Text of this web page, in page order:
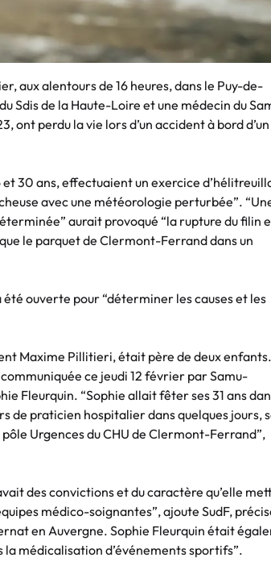
aux alentours de 16 heures, dans le Puy-de-
Sdis de la Haute-Loire et une médecin du
perdu la vie lors d’un accident à bord d’un
30 ans, effectuaient un exercice
avec une météorologie perturbée”.
aurait provoqué “la rupture du filin
le parquet de Clermont-Ferrand dans un
ouverte pour “déterminer les causes et les
Maxime Pillitieri, était père de deux enfants.
ce jeudi 12 février par Samu-
Fleurquin. “Sophie allait fêter ses 31 ans
de praticien hospitalier dans quelques jours,
Urgences du CHU de Clermont-Ferrand”,
des convictions et du caractère qu’elle
médico-soignantes”, ajoute SudF,
en Auvergne. Sophie Fleurquin était
médicalisation d’événements sportifs”.